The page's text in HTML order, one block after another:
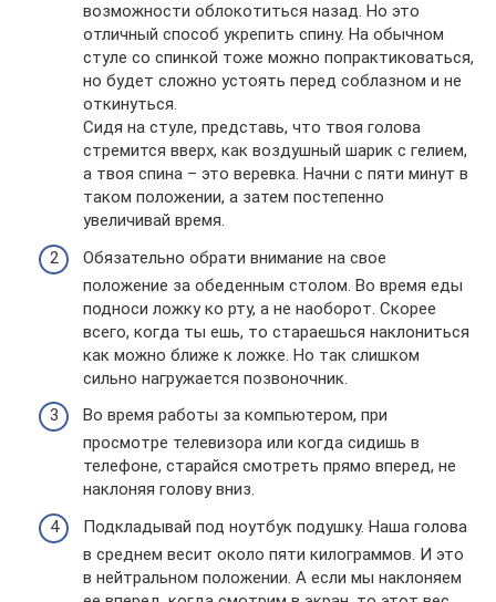
возможности облокотиться назад. Но это
отличный способ укрепить спину. На обычном
стуле со спинкой тоже можно попрактиковаться,
но будет сложно устоять перед соблазном и не
откинуться.
Сидя на стуле, представь, что твоя голова
стремится вверх, как воздушный шарик с гелием,
а твоя спина – это веревка. Начни с пяти минут в
таком положении, а затем постепенно
увеличивай время.
Обязательно обрати внимание на свое
положение за обеденным столом. Во время еды
подноси ложку ко рту, а не наоборот. Скорее
всего, когда ты ешь, то стараешься наклониться
как можно ближе к ложке. Но так слишком
сильно нагружается позвоночник.
Во время работы за компьютером, при
просмотре телевизора или когда сидишь в
телефоне, старайся смотреть прямо вперед, не
наклоняя голову вниз.
Подкладывай под ноутбук подушку. Наша голова
в среднем весит около пяти килограммов. И это
в нейтральном положении. А если мы наклоняем